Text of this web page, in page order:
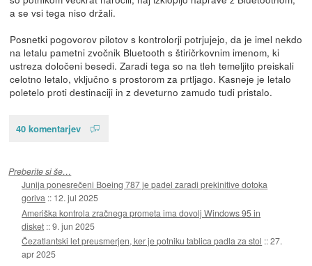
a se vsi tega niso držali.
Posnetki pogovorov pilotov s kontrolorji potrjujejo, da je imel nekdo
na letalu pametni zvočnik Bluetooth s štiričrkovnim imenom, ki
ustreza določeni besedi. Zaradi tega so na tleh temeljito preiskali
celotno letalo, vključno s prostorom za prtljago. Kasneje je letalo
poletelo proti destinaciji in z deveturno zamudo tudi pristalo.
40 komentarjev
Preberite si še…
Junija ponesrečeni Boeing 787 je padel zaradi prekinitive dotoka
goriva :: 12. jul 2025
Ameriška kontrola zračnega prometa ima dovolj Windows 95 in
disket ::9. jun 2025
Čezatlantski let preusmerjen, ker je potniku tablica padla za stol ::27.
apr 2025